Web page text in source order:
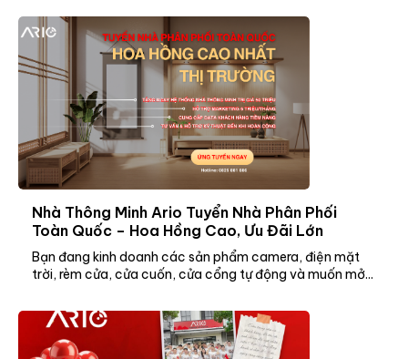
Nhà Thông Minh Ario Tuyển Nhà Phân Phối
Toàn Quốc – Hoa Hồng Cao, Ưu Đãi Lớn
Bạn đang kinh doanh các sản phẩm camera, điện mặt
trời, rèm cửa, cửa cuốn, cửa cổng tự động và muốn mở...